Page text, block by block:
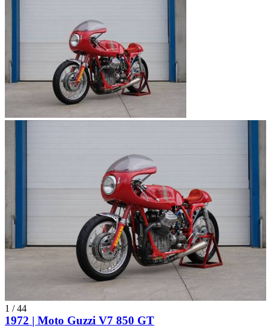
1 /44
1972 | Moto Guzzi V7 850 GT